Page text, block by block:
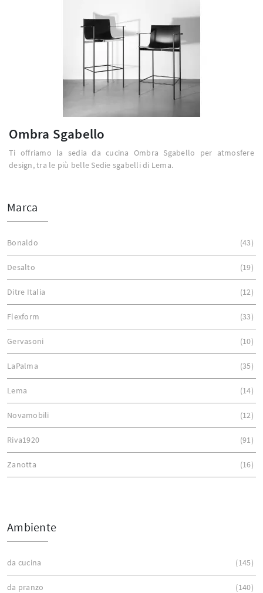
Ombra Sgabello
Ti offriamo la sedia da cucina Ombra Sgabello per atmosfere
design, tra le più belle Sedie sgabelli di Lema.
Marca
Bonaldo 43
Desalto 19
Ditre Italia 12
Flexform 33
Gervasoni 10
LaPalma 35
Lema 14
Novamobili 12
Riva1920 91
Zanotta 16
Ambiente
da cucina 145
da pranzo 140